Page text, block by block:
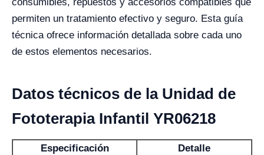
permiten un tratamiento efectivo y seguro. Esta guía
técnica ofrece información detallada sobre cada uno
de estos elementos necesarios.
Datos técnicos de la Unidad de
Fototerapia Infantil YR06218
Especificación
Detalle